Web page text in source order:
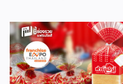
ปกครองไทยให้ความสำคัญกั
Bright Up Kids คือแบรนด์
โจทย์นี้ ด้วยหลักสูตรที่ได้รับ
ดีที่สุดในประเทศไทย จุดเด่
79,000 บาท พร้อมระบบเท